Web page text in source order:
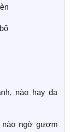
nào hay da
nào ngờ gươm